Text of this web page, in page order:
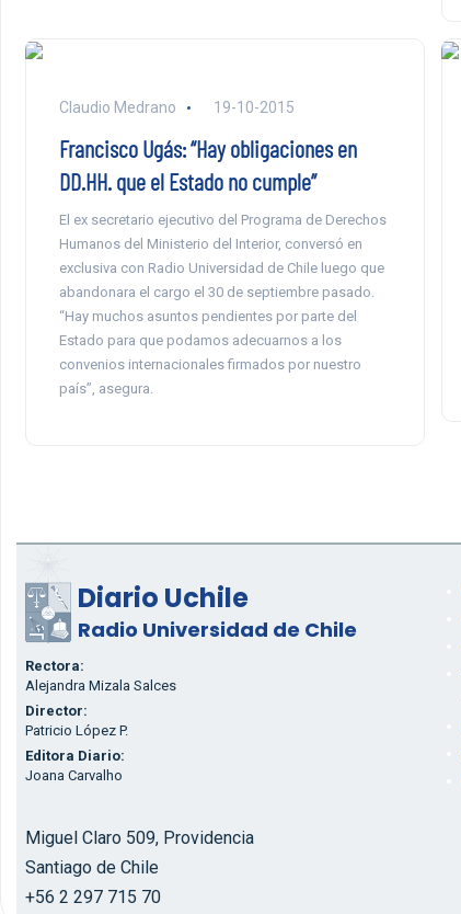
Claudio Medrano 19-10-2015
Francisco Ugás: “Hay obligaciones en
DD.HH. que el Estado no cumple”
El ex secretario ejecutivo del Programa de Derechos
Humanos del Ministerio del Interior, conversó en
exclusiva con Radio Universidad de Chile luego que
abandonara el cargo el 30 de septiembre pasado.
“Hay muchos asuntos pendientes por parte del
Estado para que podamos adecuarnos a los
convenios internacionales firmados por nuestro
país”, asegura.
Diario Uchile
Radio Universidad de Chile
Rectora:
Alejandra Mizala Salces
Director:
Patricio López P.
Editora Diario:
Joana Carvalho
Miguel Claro 509, Providencia
Santiago de Chile
+56 2 297 715 70